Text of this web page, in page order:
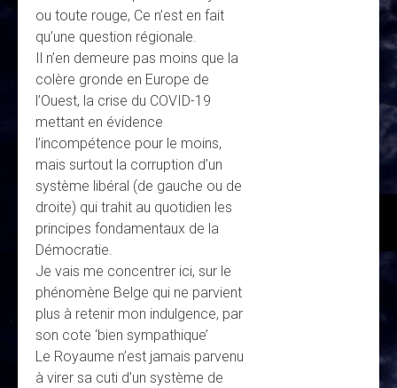
ou toute rouge, Ce n’est en fait
qu’une question régionale.
Il n’en demeure pas moins que la
colère gronde en Europe de
l’Ouest, la crise du COVID-19
mettant en évidence
l’incompétence pour le moins,
mais surtout la corruption d’un
système libéral (de gauche ou de
droite) qui trahit au quotidien les
principes fondamentaux de la
Démocratie.
Je vais me concentrer ici, sur le
phénomène Belge qui ne parvient
plus à retenir mon indulgence, par
son cote ‘bien sympathique’
Le Royaume n’est jamais parvenu
à virer sa cuti d’un système de